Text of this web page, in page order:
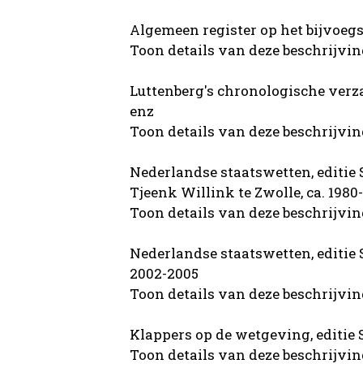
Algemeen register op het
Toon details van deze
Luttenberg's chronologische
enz
Toon details van deze
Nederlandse staatswetten, editie
Tjeenk Willink te Zwolle, ca.
Toon details van deze
Nederlandse staatswetten, editie
2002-2005
Toon details van deze
Klappers op de wetgeving, editie
Toon details van deze